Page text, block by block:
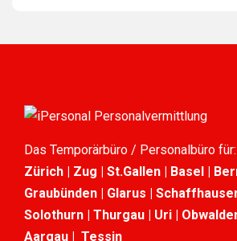
Das Temporärbüro / Personalbüro für:
Zürich | Zug | St.Gallen | Basel |
Graubünden | Glarus |
Solothurn | Thurgau | Uri |
Aargau | Tessin